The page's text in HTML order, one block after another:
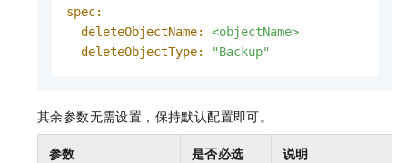
spec:
deleteObjectName:
<objectName>
deleteObjectType:
"Backup"
其余参数无需设置，保持默认配置即可。
参数 是否必选 说明